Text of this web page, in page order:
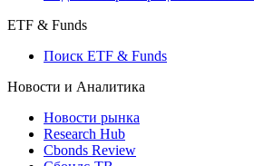
Макроэкономика
Виджет: Карта процентных ставок
ETF & Funds
Поиск ETF & Funds
Новости и Аналитика